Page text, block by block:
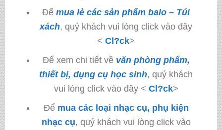
Đểmua lẻ các sản phẩm balo – Túi
xách, quý khách vui lòng click vào đây
<Cl?ck>
Để xem chi tiết về văn phòng phẩm,
thiết bị, dụng cụ học sinh, quý khách
vui lòng click vào đây < Cl?ck>
Để mua các loại nhạc cụ, phụ kiện
nhạc cụ, quý khách vui lòng click vào